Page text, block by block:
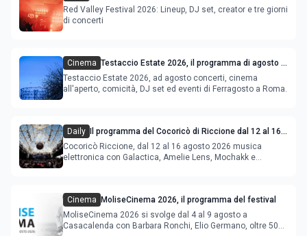
Red Valley Festival 2026: Lineup, DJ set, creator e tre giorni
di concerti
Cinema Testaccio Estate 2026, il programma di agosto e
Ferragosto
Testaccio Estate 2026, ad agosto concerti, cinema
all'aperto, comicità, DJ set ed eventi di Ferragosto a Roma.
Daily Il programma del Cocoricò di Riccione dal 12 al 16
agosto 2026
Cocoricò Riccione, dal 12 al 16 agosto 2026 musica
elettronica con Galactica, Amelie Lens, Mochakk e
Cinema MoliseCinema 2026, il programma del festival
MoliseCinema 2026 si svolge dal 4 al 9 agosto a
Casacalenda con Barbara Ronchi, Elio Germano, oltre 50